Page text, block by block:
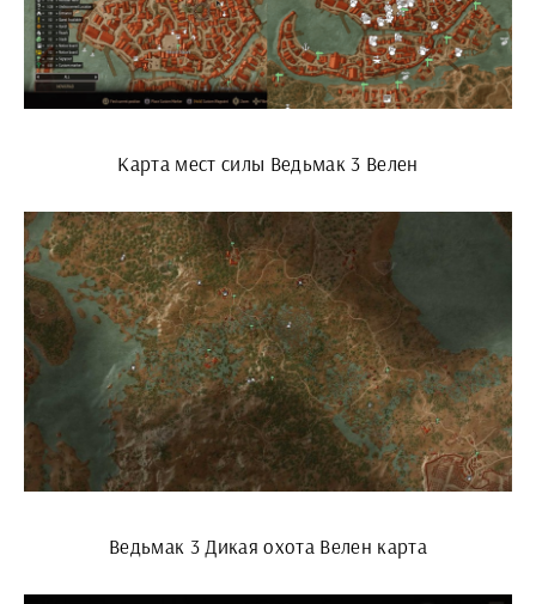
Карта мест силы Ведьмак 3 Велен
Ведьмак 3 Дикая охота Велен карта